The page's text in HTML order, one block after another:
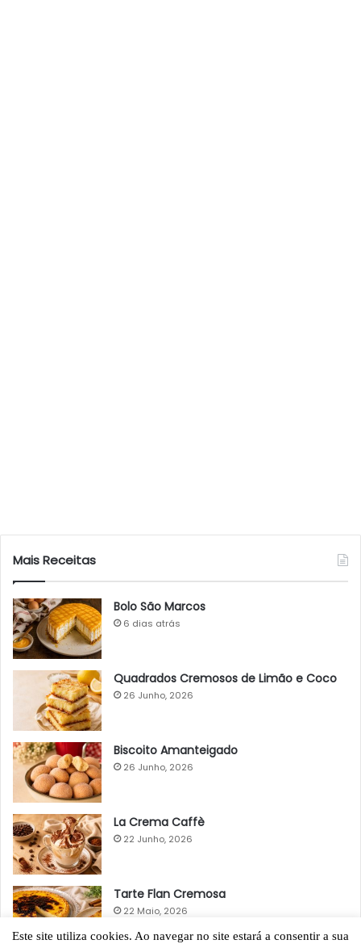
Mais Receitas
Bolo São Marcos
6 dias atrás
Quadrados Cremosos de Limão e Coco
26 Junho, 2026
Biscoito Amanteigado
26 Junho, 2026
La Crema Caffè
22 Junho, 2026
Tarte Flan Cremosa
22 Maio, 2026
Este site utiliza cookies. Ao navegar no site estará a consentir a sua